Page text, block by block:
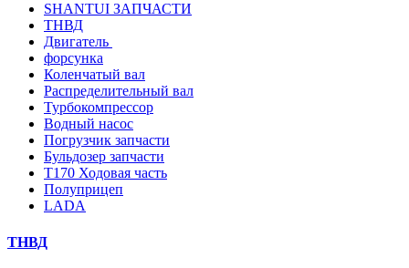
SHANTUI ЗАПЧАСТИ
ТНВД
Двигатель
форсунка
Коленчатый вал
Распределительный вал
Турбокомпрессор
Водный насос
Погрузчик запчасти
Бульдозер запчасти
T170 Ходовая часть
Полуприцеп
LADA
ТНВД